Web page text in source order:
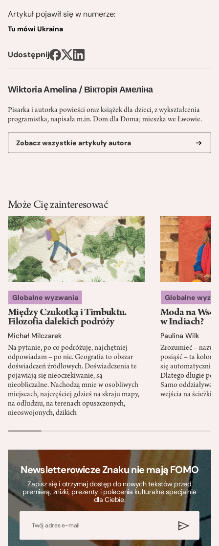
Wiktoria Amelina / Вікторія Амеліна
Pisarka i autorka powieści oraz książek dla dzieci, z wykształcenia
programistka, napisała m.in. Dom dla Doma; mieszka we Lwowie.
Zobacz wszystkie artykuły autora
Artykuł pojawił się w numerze:
Tu mówi Ukraina
Udostępnij
Może Cię zainteresować
Globalne wyzwania
Między Czukotką i Timbuktu.
Filozofia dalekich podróży
Michał Milczarek
Na pytanie, po co podróżuję, najchętniej
odpowiadam – po nic. Geografia to obszar
doświadczeń źródłowych. Doświadczenia te
pojawiają się nieoczekiwanie, są
nieobliczalne. Nachodzą mnie w osobliwych
miejscach, najczęściej gdzieś na skraju mapy,
na odludziu, na terenach opuszczonych,
nieoswojonych, dzikich
Globalne
Moda na
w Indiach?
Paulina Wilk
Zrozumieć –
posiąść – ta
się automatycznie,
Dlatego długie
Samo
wejścia na ścieżki
Newsletterowicze Znaku nie mają FOMO
Zapisz się i otrzymaj dostęp do nowych tekstów przed
premierą, zniżki, prezenty i polecenia kulturalne specjalnie
dla Ciebie.